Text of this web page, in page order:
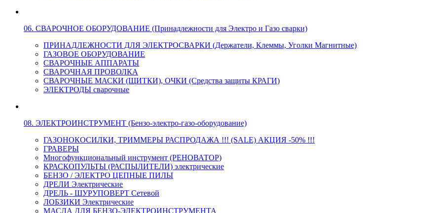
06. СВАРОЧНОЕ ОБОРУДОВАНИЕ (Принадлежности для Электро и Газо сварки)
ПРИНАДЛЕЖНОСТИ ДЛЯ ЭЛЕКТРОСВАРКИ (Держатели, Клеммы, Уголки Магнитные)
ГАЗОВОЕ ОБОРУДОВАНИЕ
СВАРОЧНЫЕ АППАРАТЫ
СВАРОЧНАЯ ПРОВОЛКА
СВАРОЧНЫЕ МАСКИ (ЩИТКИ), ОЧКИ (Средства защиты КРАГИ)
ЭЛЕКТРОДЫ сварочные
08. ЭЛЕКТРОИНСТРУМЕНТ (Бензо-электро-газо-оборудование)
ГАЗОНОКОСИЛКИ, ТРИММЕРЫ РАСПРОДАЖА !!! (SALE) АКЦИЯ -50% !!!
ГРАВЕРЫ
Многофункциональный инструмент (РЕНОВАТОР)
КРАСКОПУЛЬТЫ (РАСПЫЛИТЕЛИ) электрические
БЕНЗО / ЭЛЕКТРО ЦЕПНЫЕ ПИЛЫ
ДРЕЛИ Электрические
ДРЕЛЬ - ШУРУПОВЕРТ Сетевой
ЛОБЗИКИ Электрические
МАСЛА ДЛЯ БЕНЗО-ЭЛЕКТРОИНСТРУМЕНТА